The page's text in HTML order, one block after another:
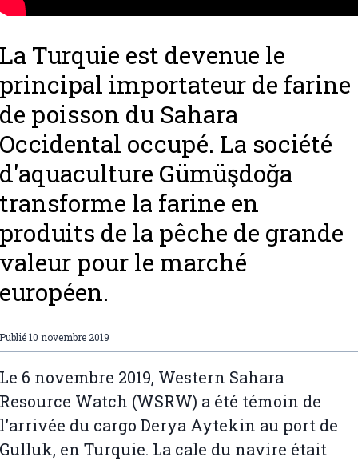
La Turquie est devenue le
principal importateur de farine
de poisson du Sahara
Occidental occupé. La société
d'aquaculture Gümüşdoğa
transforme la farine en
produits de la pêche de grande
valeur pour le marché
européen.
Publié10 novembre 2019
Le 6 novembre 2019, Western Sahara
Resource Watch (WSRW) a été témoin de
l'arrivée du cargo Derya Aytekin au port de
Gulluk, en Turquie. La cale du navire était